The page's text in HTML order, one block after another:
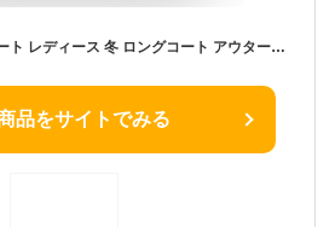
ダウンコート ロング コート レディース 冬 ロングコート アウター 50％ダウン 軽い 暖かい ベンチコート 超ロングダウンコート スタンドカラー 小さいサイズ 大きいサイズ ライト 帽子付き 取り外し可能 ダブルファスナー 柔らかい 防寒性 ブラック
品をサイトでみる